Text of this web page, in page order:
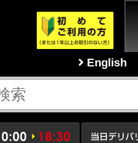
English